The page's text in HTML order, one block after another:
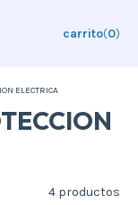
carrito(0)
ELECTRICA
4 productos